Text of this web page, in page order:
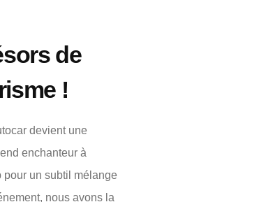
de
!
devient une
enchanteur à
pour un subtil mélange
nous avons la